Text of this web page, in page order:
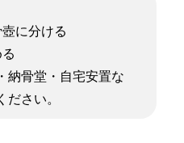
に分ける
納骨堂・自宅安置な
ださい。